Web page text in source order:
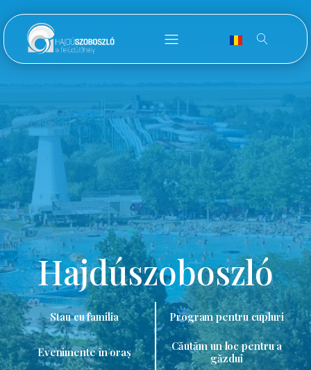
Hajdúszoboszló
Stau cu familia Program pentru cupluri
Evenimente în oraș
Căutăm un loc pentru a
găzdui